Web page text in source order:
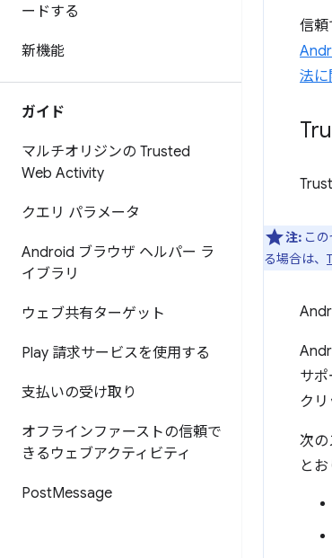
ードする
新機能
ガイド
マルチオリジンの Trusted
Web Activity
クエリ パラメータ
Android ブラウザ ヘルパー ラ
イブラリ
ウェブ共有ターゲット
Play 請求サービスを使用する
支払いの受け取り
オフラインファーストの信頼で
きるウェブアクティビティ
PostMessage
信頼
法に
注: こ
る場合は、
サ
クリ
次の
とお